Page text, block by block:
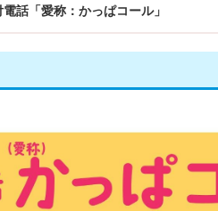
話「愛称：かっぱコール」